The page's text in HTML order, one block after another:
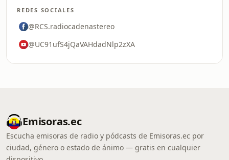
REDES SOCIALES
@RCS.radiocadenastereo
@UC91ufS4jQaVAHdadNlp2zXA
Emisoras.ec
Escucha emisoras de radio y pódcasts de Emisoras.ec por
ciudad, género o estado de ánimo — gratis en cualquier